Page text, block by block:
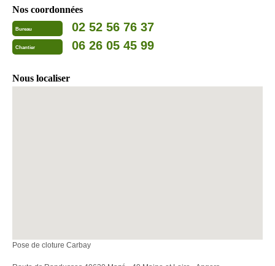
Nos coordonnées
Bureau 02 52 56 76 37
Chantier 06 26 05 45 99
Nous localiser
Pose de cloture Carbay